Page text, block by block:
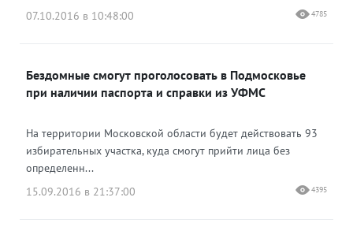
07.10.2016 в 10:48:00
4785
Бездомные смогут проголосовать в Подмосковье
при наличии паспорта и справки из УФМС
На территории Московской области будет действовать 93
избирательных участка, куда смогут прийти лица без
определенн...
15.09.2016 в 21:37:00
4395